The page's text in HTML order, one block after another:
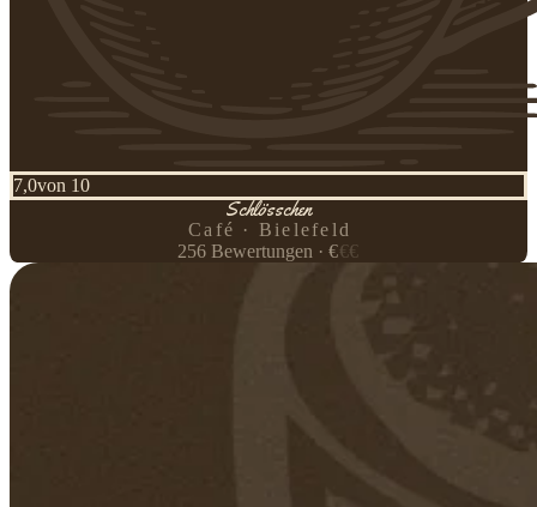
7,0von 10
Schlösschen
Café · Bielefeld
256 Bewertungen ·€€€